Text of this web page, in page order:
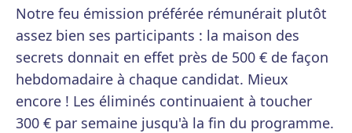
Notre feu émission préférée rémunérait plutôt
assez bien ses participants : la maison des
secrets donnait en effet près de 500 € de façon
hebdomadaire à chaque candidat. Mieux
encore ! Les éliminés continuaient à toucher
300 € par semaine jusqu'à la fin du programme.